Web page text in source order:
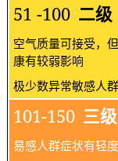
51 -100 二级
空气质量可接受，
康有较弱影响
极少数异常敏感人
101-150 三
易感人群症状有轻